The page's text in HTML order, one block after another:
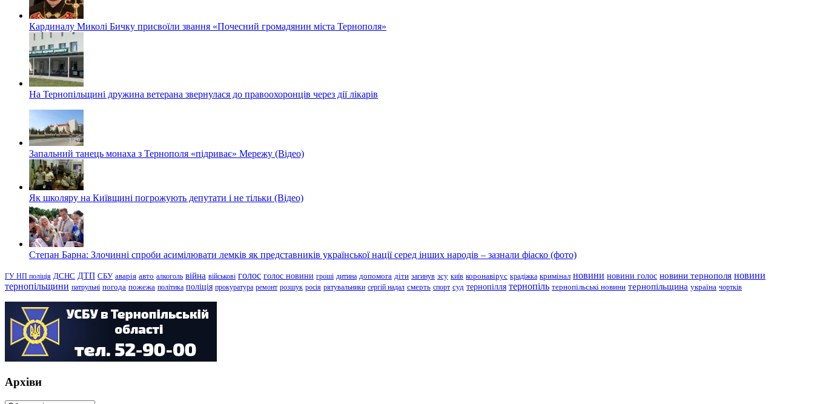
Кардиналу Миколі Бичку присвоїли звання «Почесний громадянин міста Тернополя»
На Тернопільщині дружина ветерана звернулася до правоохоронців через дії лікарів
Запальний танець монаха з Тернополя «підриває» Мережу (Відео)
Як школяру на Київщині погрожують депутати і не тільки (Відео)
Степан Барна: Злочинні спроби асимілювати лемків як представників української нації серед інших народів – зазнали фіаско (фото)
ГУ НП поліція ДСНС ДТП СБУ аварія авто алкоголь війна військові голос голос новини гроші дитина допомога діти загинув зсу київ коронавірус крадіжка кримінал новини новини голос новини тернополя новини
тернопільщини патрульні погода пожежа політика поліція прокуратура ремонт розшук росія рятувальники сергій надал смерть спорт суд тернопілля тернопіль тернопільські новини тернопільщина україна чортків
Архіви